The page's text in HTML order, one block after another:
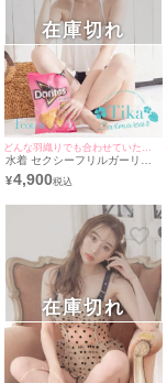
水着 セクシーフリルガーリー
モノトーンモノキニホルターネ
ックビキニ
¥4,900
在庫切れ
在庫切れ